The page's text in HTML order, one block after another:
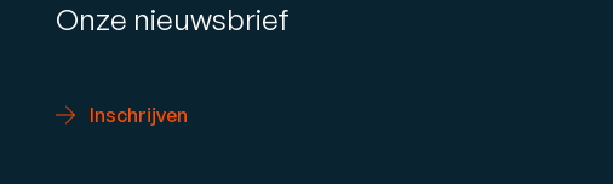
Onze nieuwsbrief
Inschrijven